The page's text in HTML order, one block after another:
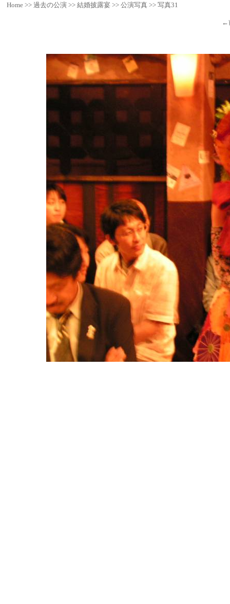
Home >> 過去の公演 >> 結婚披露宴 >> 公演写真 >> 写真31
←